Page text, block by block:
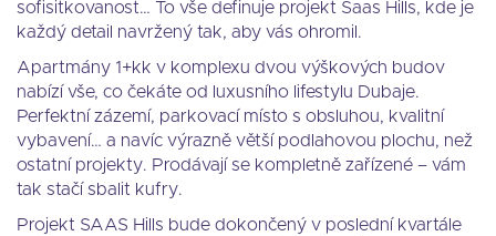
sofisitkovanost… To vše definuje projekt Saas Hills, kde je
každý detail navržený tak, aby vás ohromil.
Apartmány 1+kk v komplexu dvou výškových budov
nabízí vše, co čekáte od luxusního lifestylu Dubaje.
Perfektní zázemí, parkovací místo s obsluhou, kvalitní
vybavení… a navíc výrazně větší podlahovou plochu, než
ostatní projekty. Prodávají se kompletně zařízené – vám
tak stačí sbalit kufry.
Projekt SAAS Hills bude dokončený v poslední kvartále